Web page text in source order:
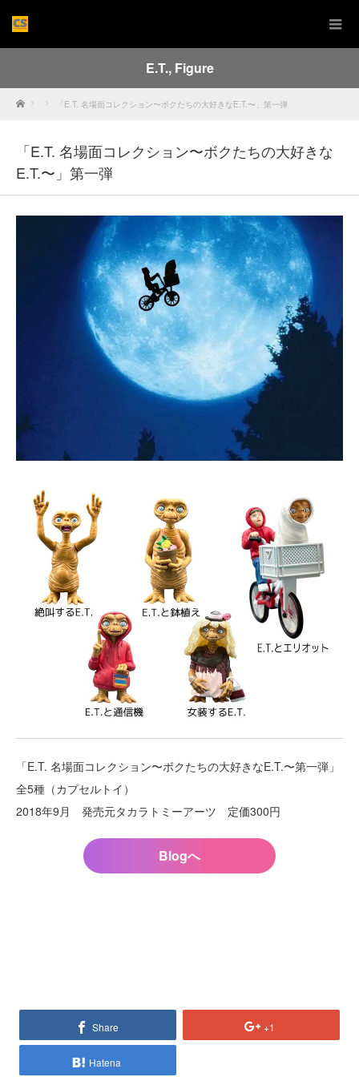
E.T., Figure
Home 「E.T. 名場面コレクション〜ボクたちの大好きなE.T.〜」第一弾
「E.T. 名場面コレクション〜ボクたちの大好きな
E.T.〜」第一弾
「E.T. 名場面コレクション〜ボクたちの大好きなE.T.〜第一弾」
全5種（カプセルトイ）
2018年9月 発売元タカラトミーアーツ 定価300円
Blogへ
Share +1
Hatena